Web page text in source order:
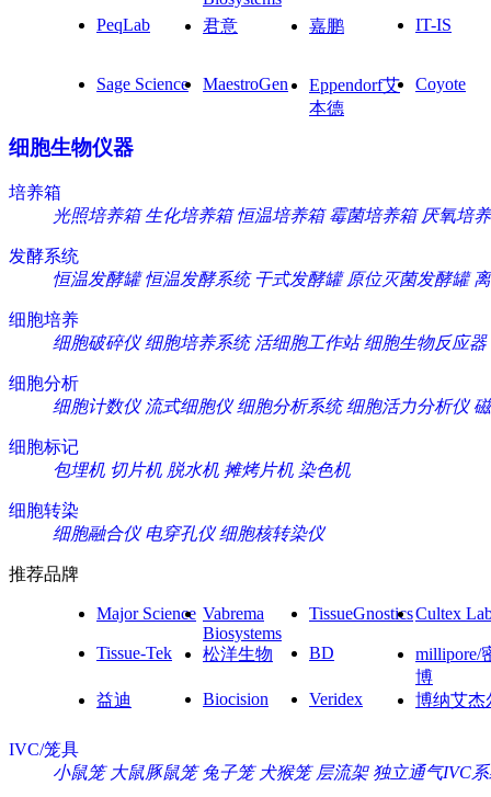
PeqLab
君意 嘉鹏 IT-IS
Sage Science MaestroGen
Eppendorf艾
本德
Coyote
细胞生物仪器
培养箱
光照培养箱 生化培养箱 恒温培养箱 霉菌培养箱 厌氧培
发酵系统
恒温发酵罐 恒温发酵系统 干式发酵罐 原位灭菌发酵罐
细胞培养
细胞破碎仪 细胞培养系统 活细胞工作站 细胞生物反应器
细胞分析
细胞计数仪 流式细胞仪 细胞分析系统 细胞活力分析仪
细胞标记
包埋机 切片机 脱水机 摊烤片机 染色机
细胞转染
细胞融合仪 电穿孔仪 细胞核转染仪
推荐品牌
Major Science Vabrema
Biosystems
TissueGnosticsCultex
Tissue-Tek 松洋生物 BD
millipore/
博
益迪
Biocision Veridex 博纳艾杰
IVC/笼具
小鼠笼 大鼠豚鼠笼 兔子笼 犬猴笼 层流架 独立通气IVC